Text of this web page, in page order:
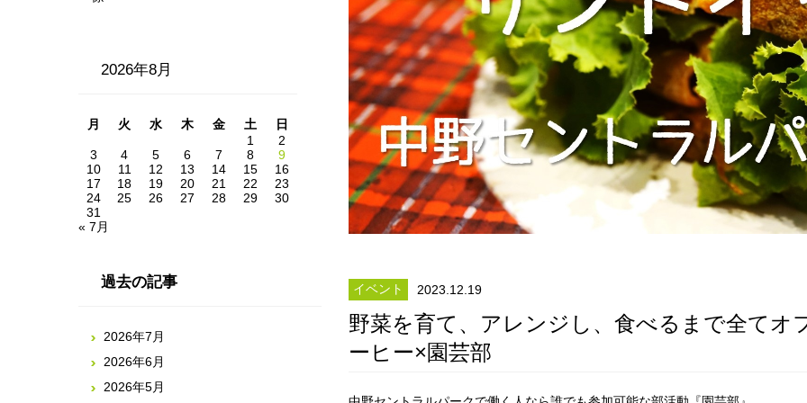
イベント 2023.12.19
野菜を育て、アレンジし、食べるまで全てオ
ーヒー×園芸部
2026年8月
月 火 水 木 金 土
日
1
2
3
4 5 6 7 8
9
10
11 12 13 14 15
16
17
18 19 20 21 22
23
24
25 26 27 28 29
30
31
« 7月
過去の記事
2026年7月
2026年6月
2026年5月